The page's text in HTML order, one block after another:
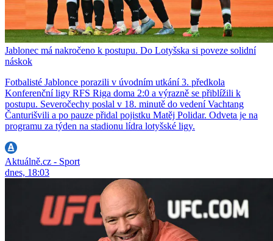
Jablonec má nakročeno k postupu. Do Lotyšska si poveze solidní
náskok
Fotbalisté Jablonce porazili v úvodním utkání 3. předkola
Konferenční ligy RFS Riga doma 2:0 a výrazně se přiblížili k
postupu. Severočechy poslal v 18. minutě do vedení Vachtang
Čanturišvili a po pauze přidal pojistku Matěj Polidar. Odveta je na
programu za týden na stadionu lídra lotyšské ligy.
Aktuálně.cz - Sport
dnes, 18:03